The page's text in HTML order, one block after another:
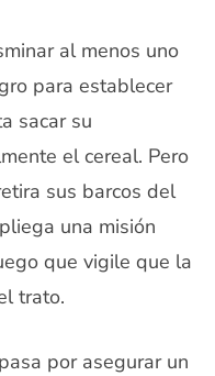
al menos uno
para establecer
sacar su
el cereal. Pero
sus barcos del
una misión
que vigile que la
trato.
por asegurar un